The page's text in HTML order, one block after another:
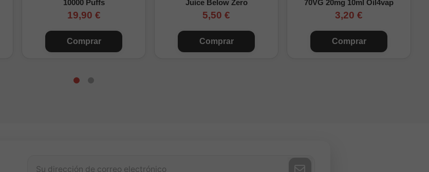
10000 Puffs
19,90 €
Comprar
Juice Below Zero
5,50 €
Comprar
70VG 20mg 10ml Oil4vap
3,20 €
Comprar